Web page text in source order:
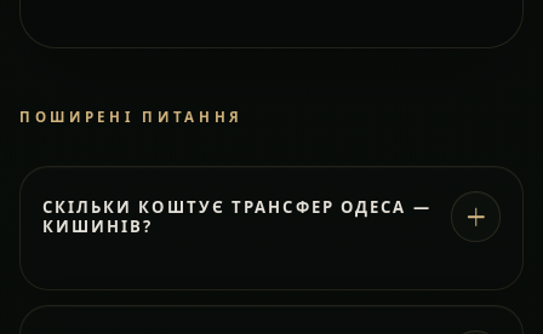
ПОШИРЕНІ ПИТАННЯ
СКІЛЬКИ КОШТУЄ ТРАНСФЕР ОДЕСА —
КИШИНІВ?